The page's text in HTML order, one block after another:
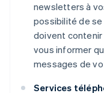
newsletters à
possibilité de
doivent
vous informer
messages de
Services